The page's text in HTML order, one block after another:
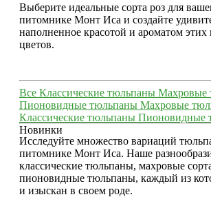
Выберите идеальные сорта роз для
питомнике Монт Иса и создайте
наполненное красотой и ароматом
цветов.
Все Классические тюльпаны Махровые
Пионовидные тюльпаны Махровые
Классические тюльпаны Пионовидные
Новинки
Исследуйте множество вариаций
питомнике Монт Иса. Наше
классические тюльпаны, махровые
пионовидные тюльпаны, каждый из
и изыскан в своем роде.